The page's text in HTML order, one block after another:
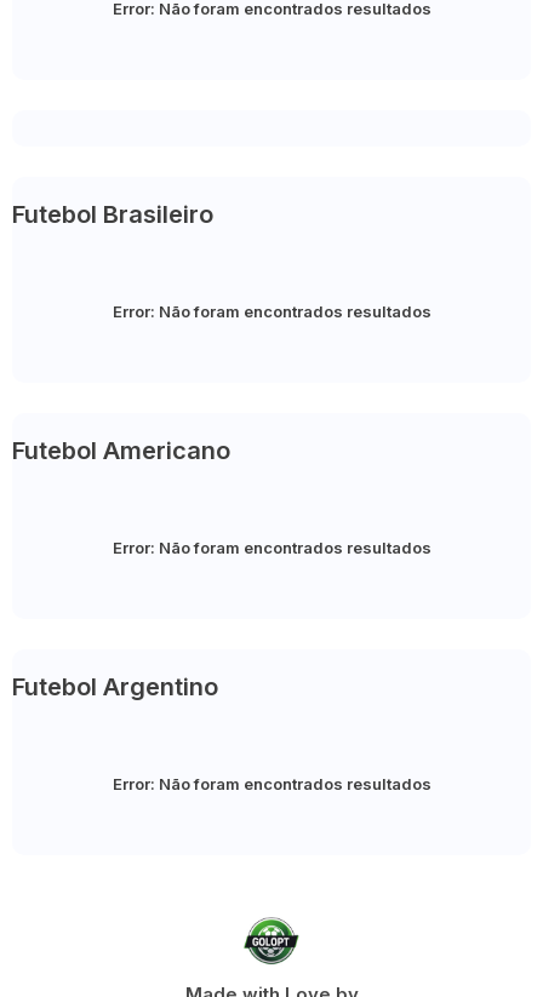
Error: Não foram encontrados resultados
Futebol Brasileiro
Error: Não foram encontrados resultados
Futebol Americano
Error: Não foram encontrados resultados
Futebol Argentino
Error: Não foram encontrados resultados